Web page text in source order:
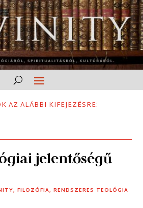
AZ ALÁBBI KIFEJEZÉSRE:
jelentőségű
,FILOZÓFIA,RENDSZERES TEOLÓGIA